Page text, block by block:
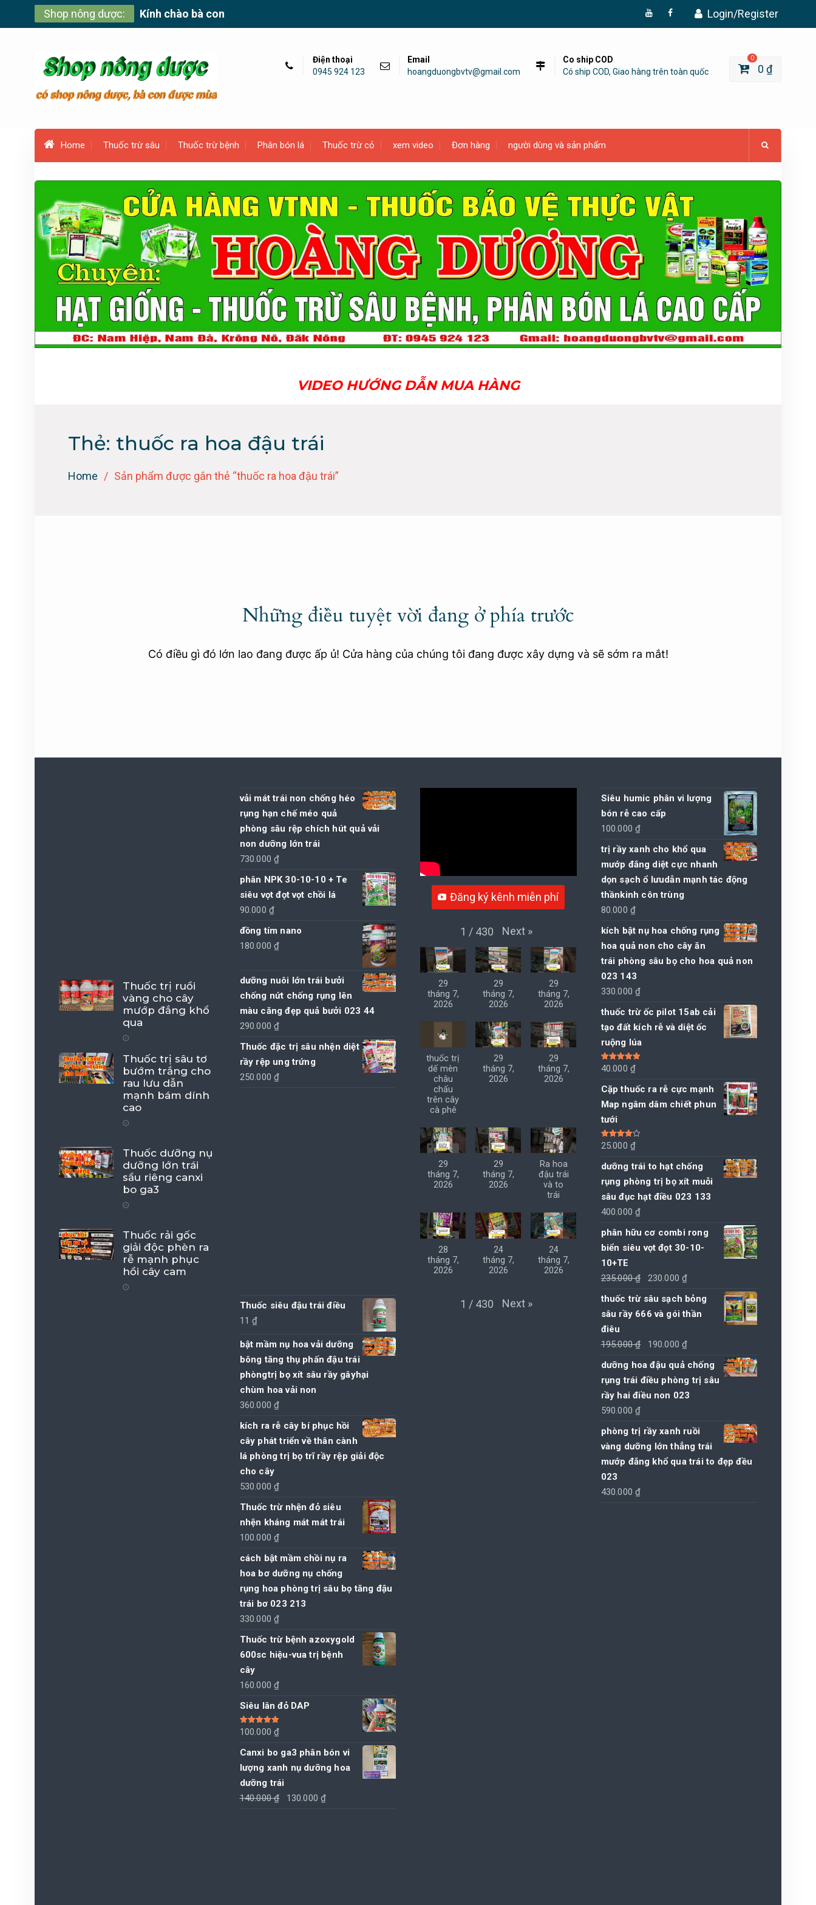
to
Shop nông dược: Kính chào bà con
Login/Register
Điện thoại
0945 924 123
Email
hoangduongbvtv@gmail.com
Co ship COD
Có ship COD, Giao hàng trên toàn quốc
0
0 ₫
Home Thuốc trừ sâu Thuốc trừ bệnh Phân bón lá Thuốc trừ cỏ xem video Đơn hàng người dùng và sản phẩm
VIDEO HƯỚNG DẪN MUA HÀNG
Thẻ: thuốc ra hoa đậu trái
Home Sản phẩm được gắn thẻ “thuốc ra hoa đậu trái”
Những điều tuyệt vời đang ở phía trước
Có điều gì đó lớn lao đang được ấp ủ! Cửa hàng của chúng tôi đang được xây dựng và sẽ sớm ra mắt!
Thuốc trị ruồi
vàng cho cây
mướp đắng khổ
qua
Thuốc trị sâu tơ
bướm trắng cho
rau lưu dẫn
mạnh bám dính
cao
Thuốc dưỡng nụ
dưỡng lớn trái
sầu riêng canxi
bo ga3
Thuốc rải gốc
giải độc phèn ra
rễ mạnh phục
hồi cây cam
vải mát trái non chống héo
rụng hạn chế méo quả
phòng sâu rệp chích hút quả vải
non dưỡng lớn trái
730.000₫
phân NPK 30-10-10 + Te
siêu vọt đọt vọt chồi lá
90.000 ₫
đồng tím nano
180.000₫
dưỡng nuôi lớn trái bưởi
chống nứt chống rụng lên
màu căng đẹp quả bưởi 023 44
290.000₫
Thuốc đặc trị sâu nhện diệt
rầy rệp ung trứng
250.000₫
Thuốc siêu đậu trái điều
11₫
bật mầm nụ hoa vải dưỡng
bông tăng thụ phấn đậu trái
phòngtrị bọ xít sâu rầy gâyhại
chùm hoa vải non
360.000₫
kích ra rễ cây bí phục hồi
cây phát triển về thân cành
lá phòng trị bọ trĩ rầy rệp giải độc
cho cây
530.000₫
Thuốc trừ nhện đỏ siêu
nhện kháng mát mát trái
100.000₫
cách bật mầm chồi nụ ra
hoa bơ dưỡng nụ chống
rụng hoa phòng trị sâu bọ tăng đậu
trái bơ 023 213
330.000₫
Thuốc trừ bệnh azoxygold
600sc hiệu-vua trị bệnh
cây
160.000₫
Siêu lân đỏ DAP
Được xếp
5
100.000₫
Canxi bo ga3 phân bón vi
lượng xanh nụ dưỡng hoa
dưỡng trái
140.000₫
Giá
130.000₫
Đăng ký kênh miễn phí
1 / 430 Next »
29
tháng 7,
2026
29
tháng 7,
2026
29
tháng 7,
2026
thuốc trị
dế mèn
châu
chấu
trên cây
cà phê
29
tháng 7,
2026
29
tháng 7,
2026
29
tháng 7,
2026
29
tháng 7,
2026
Ra hoa
đậu trái
và to
trái
28
tháng 7,
2026
24
tháng 7,
2026
24
tháng 7,
2026
1 / 430 Next »
Siêu humic phân vi lượng
bón rễ cao cấp
100.000₫
trị rầy xanh cho khổ qua
mướp đắng diệt cực nhanh
dọn sạch ổ lưudẫn mạnh tác động
thầnkinh côn trùng
80.000 ₫
kích bật nụ hoa chống rụng
hoa quả non cho cây ăn
trái phòng sâu bọ cho hoa quả non
023 143
330.000₫
thuốc trừ ốc pilot 15ab cải
tạo đất kích rễ và diệt ốc
ruộng lúa
Được xếp
hạng5.005
40.000 ₫
Cặp thuốc ra rễ cực mạnh
Map ngâm dâm chiết phun
tưới
Được xếp
hạng4.00
25.000 ₫
dưỡng trái to hạt chống
rụng phòng trị bọ xít muỗi
sâu đục hạt điều 023 133
400.000₫
phân hữu cơ combi rong
biển siêu vọt đọt 30-10-
10+TE
235.000₫
Giá
gốc
là:
230.000₫
hiện
tại
thuốc trừ sâu sạch bỏng
sâu rầy 666 và gói thần
điêu
195.000₫
Giá
gốc
là:
195.000 ₫.
190.000₫
hiện
tại
dưỡng hoa đậu quả chống
rụng trái điều phòng trị sâu
rầy hai điều non 023
590.000₫
phòng trị rầy xanh ruồi
vàng dưỡng lớn thẳng trái
mướp đắng khổ qua trái to đẹp đều
023
430.000₫